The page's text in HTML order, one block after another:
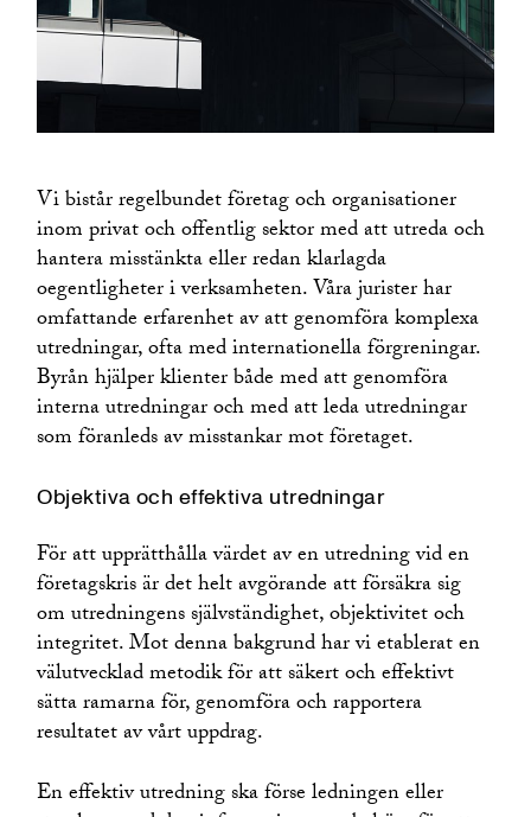
Vi bistår regelbundet företag och organisationer
inom privat och offentlig sektor med att utreda och
hantera misstänkta eller redan klarlagda
oegentligheter i verksamheten. Våra jurister har
omfattande erfarenhet av att genomföra komplexa
utredningar, ofta med internationella förgreningar.
Byrån hjälper klienter både med att genomföra
interna utredningar och med att leda utredningar
som föranleds av misstankar mot företaget.
Objektiva och effektiva utredningar
För att upprätthålla värdet av en utredning vid en
företagskris är det helt avgörande att försäkra sig
om utredningens självständighet, objektivitet och
integritet. Mot denna bakgrund har vi etablerat en
välutvecklad metodik för att säkert och effektivt
sätta ramarna för, genomföra och rapportera
resultatet av vårt uppdrag.
En effektiv utredning ska förse ledningen eller
Företagsöverlåtelser
Försäkringsrätt
Healthcare and Life Sciences
IT/Tech
Miljörätt
Offentlig upphandling
Publik M&A och aktiemarknad
Rekonstruktion och insolvens
Sustainability and ESG
Tvistlösning
Construction, Infrastructure and Industrial Projects
Fastighet
Finansiella institutioner
Fintech
Fordonsindustri
Försvar och säkerhet
Media och underhållning
Shipping, Transport and Logistics